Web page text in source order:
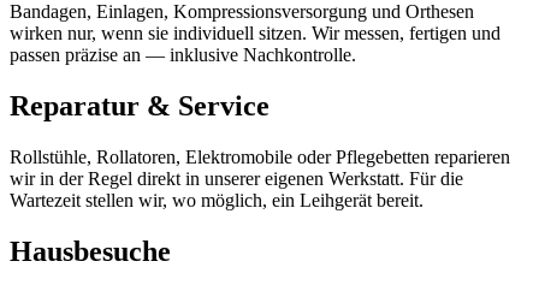
Bandagen, Einlagen, Kompressionsversorgung und Orthesen
wirken nur, wenn sie individuell sitzen. Wir messen, fertigen und
passen präzise an — inklusive Nachkontrolle.
Reparatur & Service
Rollstühle, Rollatoren, Elektromobile oder Pflegebetten reparieren
wir in der Regel direkt in unserer eigenen Werkstatt. Für die
Wartezeit stellen wir, wo möglich, ein Leihgerät bereit.
Hausbesuche